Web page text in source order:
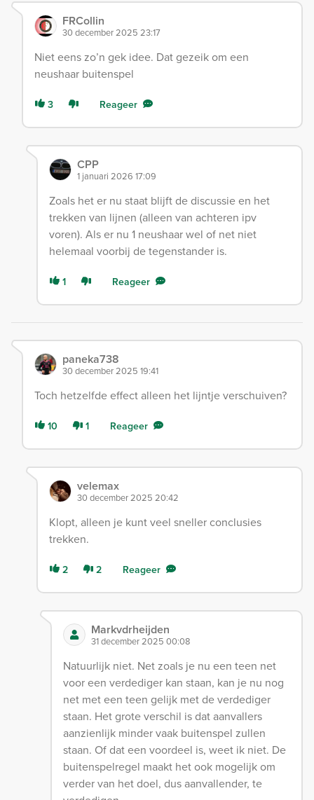
FRCollin
30 december 2025 23:17
Niet eens zo’n gek idee. Dat gezeik om een
neushaar buitenspel
3 Reageer
CPP
1 januari 2026 17:09
Zoals het er nu staat blijft de discussie en het
trekken van lijnen (alleen van achteren ipv
voren). Als er nu 1 neushaar wel of net niet
helemaal voorbij de tegenstander is.
1 Reageer
paneka738
30 december 2025 19:41
Toch hetzelfde effect alleen het lijntje verschuiven?
10 1 Reageer
velemax
30 december 2025 20:42
Klopt, alleen je kunt veel sneller conclusies
trekken.
2 2 Reageer
Markvdrheijden
31 december 2025 00:08
Natuurlijk niet. Net zoals je nu een teen net
voor een verdediger kan staan, kan je nu nog
net met een teen gelijk met de verdediger
staan. Het grote verschil is dat aanvallers
aanzienlijk minder vaak buitenspel zullen
staan. Of dat een voordeel is, weet ik niet. De
buitenspelregel maakt het ook mogelijk om
verder van het doel, dus aanvallender, te